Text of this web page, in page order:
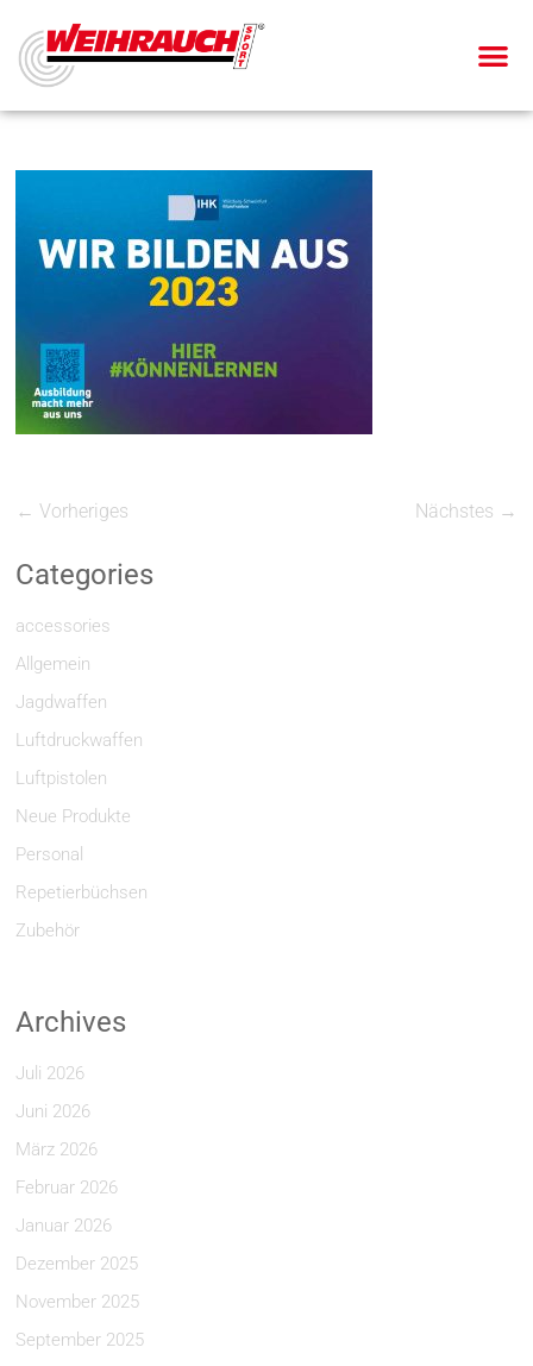
← Vorheriges Nächstes →
Categories
accessories
Allgemein
Jagdwaffen
Luftdruckwaffen
Luftpistolen
Neue Produkte
Personal
Repetierbüchsen
Zubehör
Archives
Juli 2026
Juni 2026
März 2026
Februar 2026
Januar 2026
Dezember 2025
November 2025
September 2025